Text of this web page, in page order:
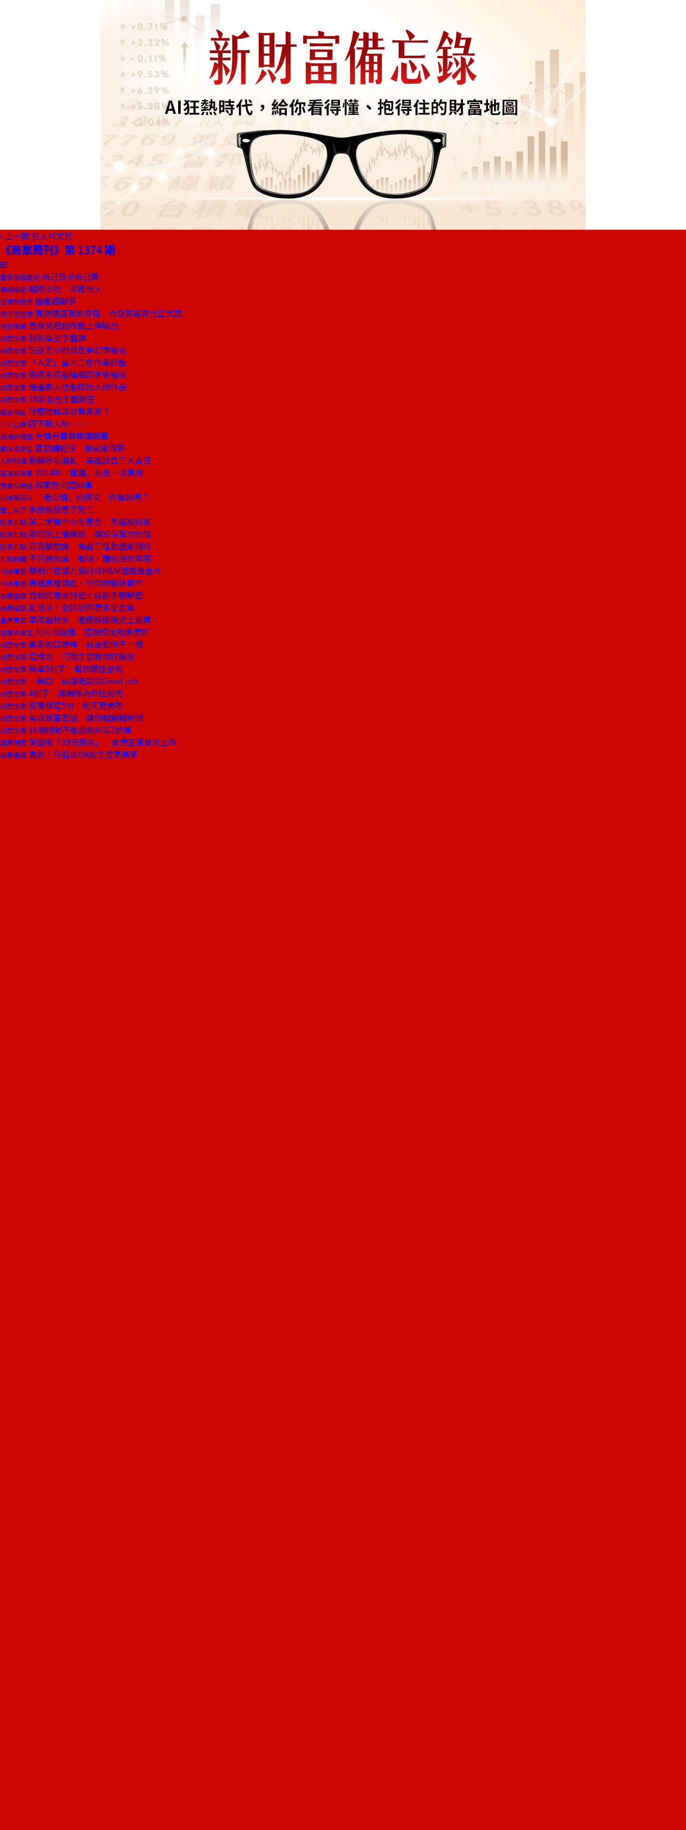
上一期 狂人柯文哲
《商業周刊》第 1374 期
董事長嬉遊記 自己孩子自己養
饕姊食記 越南小吃 淡雅怡人
發現酷建築 圖書館戰爭
穿搭隨堂學 高舒適度商旅穿搭 合身剪裁穿出正式感
特別報導 香奈兒把超市搬上伸展台
封面故事 我的單堂手藝課
封面故事 玩皮五小時背走夢幻專屬包
封面故事 「入定」當木工創作兼紓壓
封面故事 療癒系花圈編織四季幸福味
封面故事 繪畫素人也能印出大師作品
封面故事 18家全台手藝教室
編者的話 什麼時候該說聲謝謝？
CEO上線 四下無人時……
商場自慢塾 有情有義與無情無義
戴店長學堂 賞罰講程序 恩威擺兩旁
大師開講 新興市場混亂 美國該負三大責任
葛洛斯專欄 2014年「獵鷹」最後一次高飛
教養私房話 探索性向這回事
戒掉爛英文 「老交情」的英文 你會說嗎？
童言識李 多放假反害了勞工
投資焦點 第二季買中小型基金 免選股照賺
投資焦點 兩招挑上櫃飆股 讓投信幫你抬轎
投資焦點 烏克蘭危機 揭露三種動盪賺錢術
焦點新聞 不只豬肉貴 咖啡、麵包漲到年底
科技風雲 蔡明介密謀九個月找H&M班底賣晶片
科技風雲 高通高層換血，行銷頭腦缺氧中
商周話題 普欽民意支持近七成的手腕解密
商周話題 亂修法！全民恐吞更多重金屬
產業風雲 車用題材夯 老廠股價飆史上最高
名醫談養生 月月鬧經痛 這幾招比吃藥更好
封面故事 贏家的口頭禪 就是和你不一樣
封面故事 這樣說 刁鑽主管對你好服貼
封面故事 簡單5個字 幫你鎮住全場
封面故事 一開口 就讓老闆說Good job
封面故事 4個字 讓團隊為你往前衝
封面故事 反覆練這5句 明天更勇敢
封面故事 常說致富密語 讓你越變越有錢
封面故事 16個絕對不能說的NG口頭禪
國際視窗 英國版「39元商店」 賣便宜貨賣到上市
商周書摘 真的！只追求OK的主管更高竿